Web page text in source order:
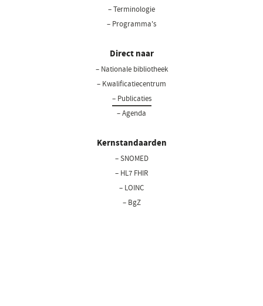
– Terminologie
– Programma's
Direct naar
– Nationale bibliotheek(opent
– Kwalificatiecentrum
– Publicaties
– Agenda
Kernstandaarden
– SNOMED
– HL7 FHIR
– LOINC
– BgZ